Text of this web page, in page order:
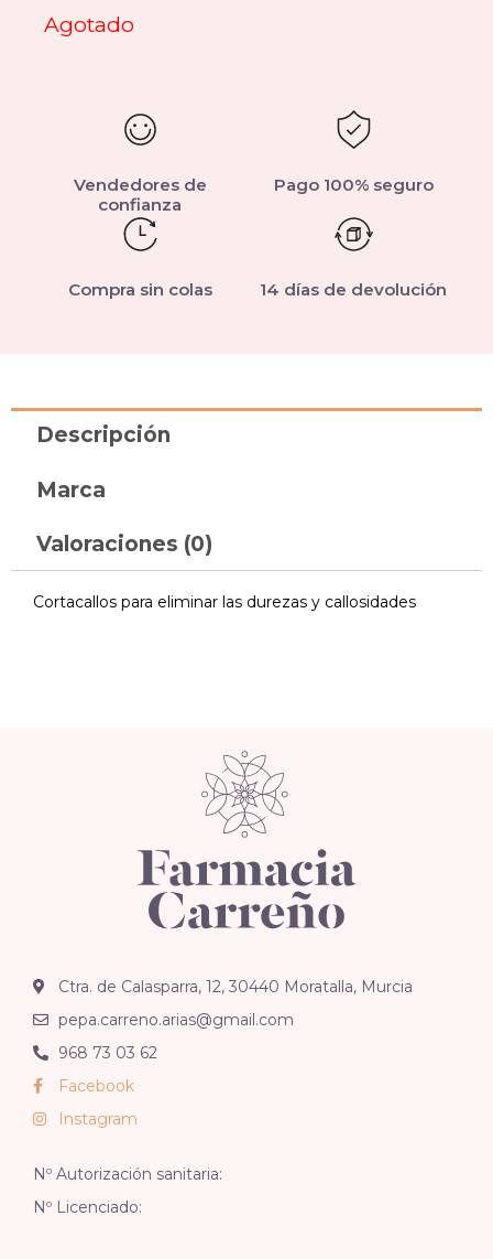
Agotado
Vendedores de
confianza
Pago 100% seguro
Compra sin colas 14 días de devolución
Descripción
Marca
Valoraciones (0)
Cortacallos para eliminar las durezas y callosidades
Ctra. de Calasparra, 12, 30440 Moratalla, Murcia
pepa.carreno.arias@gmail.com
968 73 03 62
Facebook
Instagram
Nº Autorización sanitaria:
Nº Licenciado: